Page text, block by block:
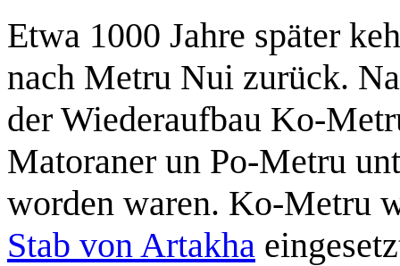
Etwa 1000 Jahre später
nach Metru Nui zurück.
der Wiederaufbau Ko-
Matoraner un Po-Metru
worden waren. Ko-Metru
Stab von Artakha